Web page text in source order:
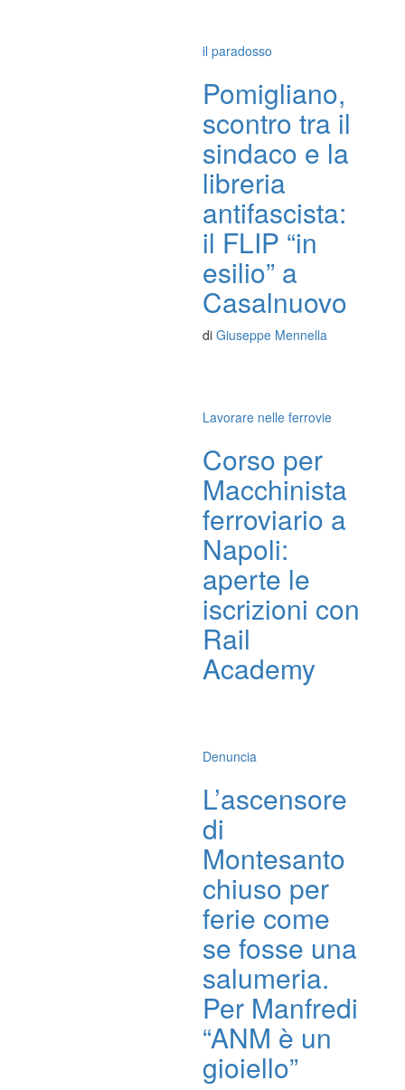
il paradosso
Pomigliano,
scontro tra il
sindaco e la
libreria
antifascista:
il FLIP “in
esilio” a
Casalnuovo
di Giuseppe Mennella
Lavorare nelle ferrovie
Corso per
Macchinista
ferroviario a
Napoli:
aperte le
iscrizioni con
Rail
Academy
Denuncia
L’ascensore
di
Montesanto
chiuso per
ferie come
se fosse una
salumeria.
Per Manfredi
“ANM è un
gioiello”